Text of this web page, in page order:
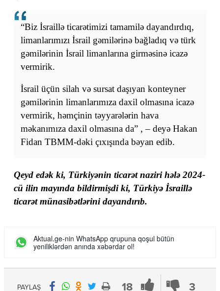
“Biz İsraillə ticarətimizi tamamilə dayandırdıq,
limanlarımızı İsrail gəmilərinə bağladıq və türk
gəmilərinin İsrail limanlarına girməsinə icazə
vermirik.
İsrail üçün silah və sursat daşıyan konteyner
gəmilərinin limanlarımıza daxil olmasına icazə
vermirik, həmçinin təyyarələrin hava
məkanımıza daxil olmasına da” , – deyə Hakan
Fidan TBMM-dəki çıxışında bəyan edib.
Qeyd edək ki, Türkiyənin ticarət naziri hələ 2024-
cü ilin mayında bildirmişdi ki, Türkiyə İsraillə
ticarət münasibətlərini dayandırıb.
Aktual.ge-nin WhatsApp qrupuna qoşul bütün
yeniliklərdən anında xəbərdar ol!
18 3
PAYLAŞ